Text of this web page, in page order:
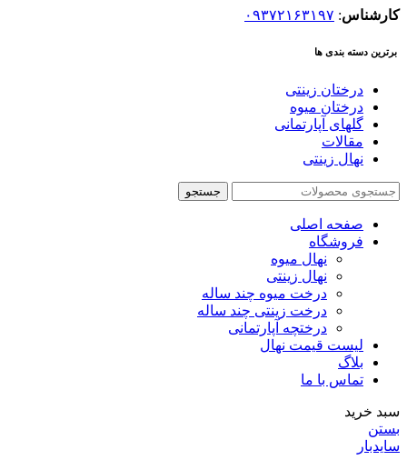
کارشناس: ۰۹۳۷۲۱۶۳۱۹۷
برترین دسته بندی ها
درختان زینتی
درختان میوه
گلهای آپارتمانی
مقالات
نهال زینتی
جستجو
صفحه اصلی
فروشگاه
نهال میوه
نهال زینتی
درخت میوه چند ساله
درخت زینتی چند ساله
درختچه آپارتمانی
لیست قیمت نهال
بلاگ
تماس با ما
سبد خرید
بستن
سایدبار